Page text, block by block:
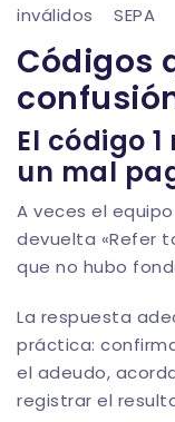
inválidos
SEPA
Códigos
El código
un mal
A veces el
devuelta «Refer
que no hubo
La respuesta
práctica:
el adeudo,
registrar el